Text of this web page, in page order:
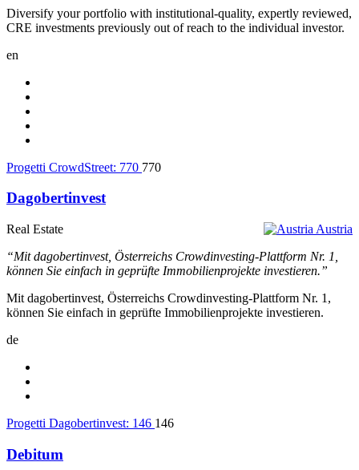
Diversify your portfolio with institutional-quality, expertly reviewed,
CRE investments previously out of reach to the individual investor.
en
Progetti CrowdStreet: 770 770
Dagobertinvest
Austria
Real Estate
“Mit dagobertinvest, Österreichs Crowdinvesting-Plattform Nr. 1,
können Sie einfach in geprüfte Immobilienprojekte investieren.”
Mit dagobertinvest, Österreichs Crowdinvesting-Plattform Nr. 1,
können Sie einfach in geprüfte Immobilienprojekte investieren.
de
Progetti Dagobertinvest: 146 146
Debitum